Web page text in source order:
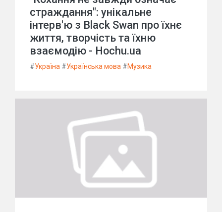
страждання": унікальне
інтерв'ю з Black Swan про їхнє
життя, творчість та їхню
взаємодію - Hochu.ua
#Україна #Українська мова #Музика